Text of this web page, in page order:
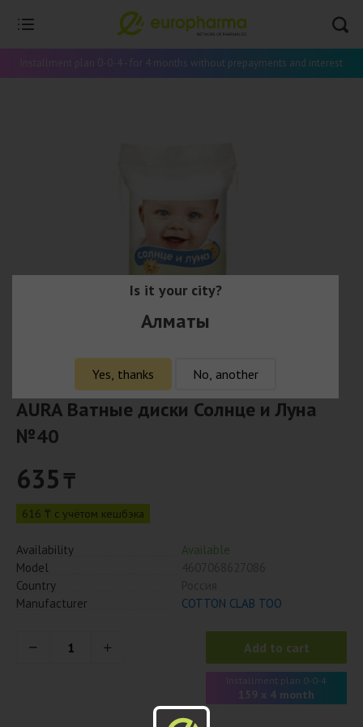
Installment plan 0-0-4 - for 4 months without prepayments and interest
AURA Ватные диски Солнце и Луна
№40
635 ₸
616 ₸ с учётом кешбэка
Availability
Available
Model
Country
Manufacturer
COTTON CLAB ТОО
Add to cart
Installment plan 0-0-4
159 x 4 month
Is it your city?
Алматы
Yes, thanks No, another